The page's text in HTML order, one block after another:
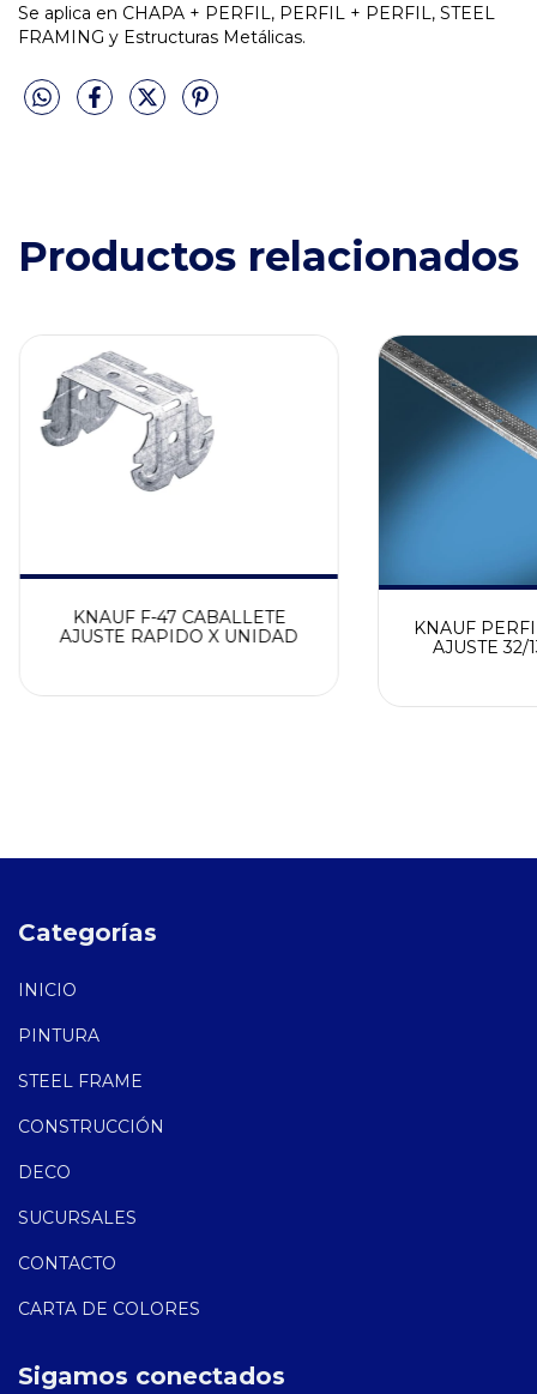
Se aplica en CHAPA + PERFIL, PERFIL + PERFIL, STEEL
FRAMING y Estructuras Metálicas.
Productos relacionados
KNAUF F-47 CABALLETE
AJUSTE RAPIDO X UNIDAD
KNAUF
AJUSTE
Categorías
INICIO
PINTURA
STEEL FRAME
CONSTRUCCIÓN
DECO
SUCURSALES
CONTACTO
CARTA DE COLORES
Sigamos conectados